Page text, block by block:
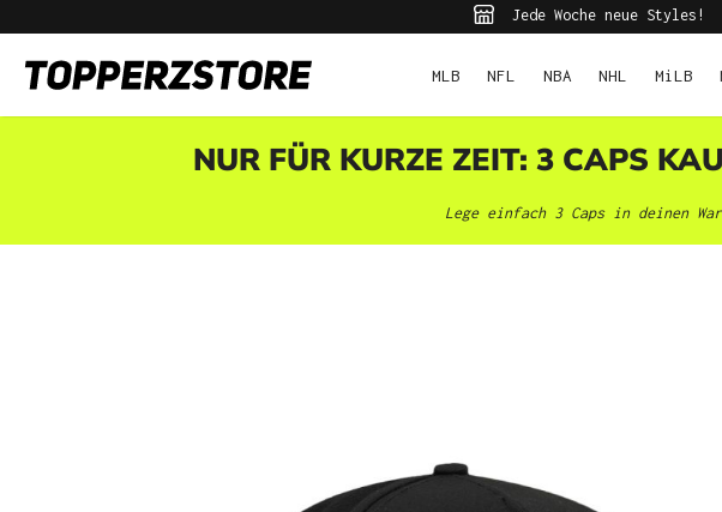
Jede Woche neue Styles!
MLB NFL NBA NHL MiLB
NUR FÜR KURZE ZEIT: 3 CAPS
Lege einfach 3 Caps in deinen